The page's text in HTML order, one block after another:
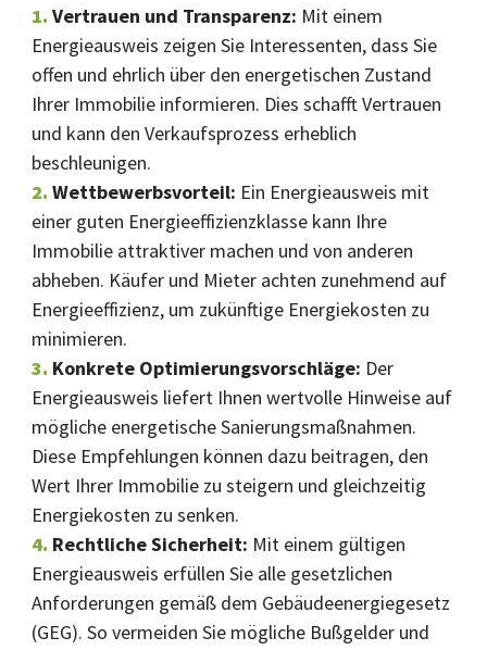
Vertrauen und Transparenz: Mit einem
Energieausweis zeigen Sie Interessenten, dass Sie
offen und ehrlich über den energetischen Zustand
Ihrer Immobilie informieren. Dies schafft Vertrauen
und kann den Verkaufsprozess erheblich
beschleunigen.
Wettbewerbsvorteil: Ein Energieausweis mit
einer guten Energieeffizienzklasse kann Ihre
Immobilie attraktiver machen und von anderen
abheben. Käufer und Mieter achten zunehmend auf
Energieeffizienz, um zukünftige Energiekosten zu
minimieren.
Konkrete Optimierungsvorschläge: Der
Energieausweis liefert Ihnen wertvolle Hinweise auf
mögliche energetische Sanierungsmaßnahmen.
Diese Empfehlungen können dazu beitragen, den
Wert Ihrer Immobilie zu steigern und gleichzeitig
Energiekosten zu senken.
Rechtliche Sicherheit: Mit einem gültigen
Energieausweis erfüllen Sie alle gesetzlichen
Anforderungen gemäß dem Gebäudeenergiegesetz
(GEG). So vermeiden Sie mögliche Bußgelder und